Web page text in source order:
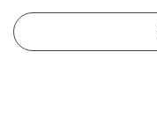
特に最近は、軽さや
先まで均一に整えす